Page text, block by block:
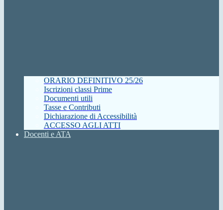
ORARIO DEFINITIVO 25/26
Iscrizioni classi Prime
Documenti utili
Tasse e Contributi
Dichiarazione di Accessibilità
ACCESSO AGLI ATTI
Docenti e ATA